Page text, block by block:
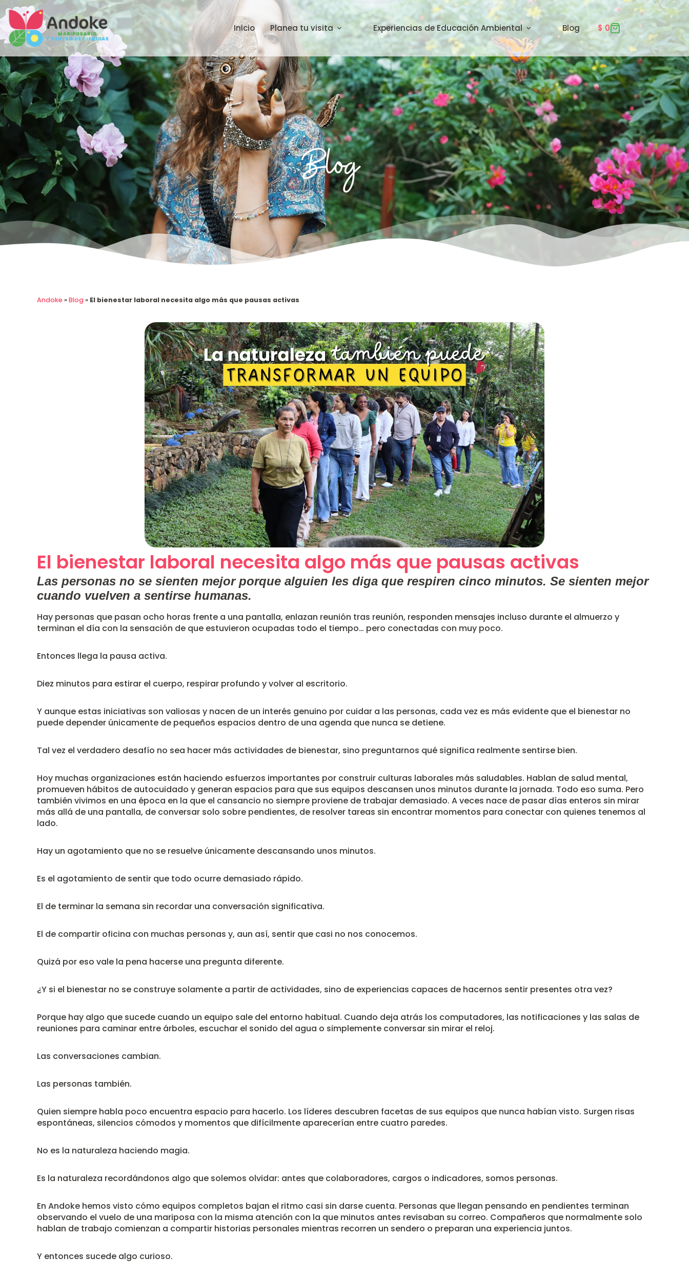
Inicio Planea tu visita Experiencias de Educación Ambiental Blog $0
Blog
Andoke »Blog » El bienestar laboral necesita algo más que pausas activas
El bienestar laboral necesita algo más que pausas activas
Las personas no se sienten mejor porque alguien les diga que respiren cinco minutos. Se sienten mejor
cuando vuelven a sentirse humanas.
Hay personas que pasan ocho horas frente a una pantalla, enlazan reunión tras reunión, responden mensajes incluso durante el almuerzo y
terminan el día con la sensación de que estuvieron ocupadas todo el tiempo… pero conectadas con muy poco.
Entonces llega la pausa activa.
Diez minutos para estirar el cuerpo, respirar profundo y volver al escritorio.
Y aunque estas iniciativas son valiosas y nacen de un interés genuino por cuidar a las personas, cada vez es más evidente que el bienestar no
puede depender únicamente de pequeños espacios dentro de una agenda que nunca se detiene.
Tal vez el verdadero desafío no sea hacer más actividades de bienestar, sino preguntarnos qué significa realmente sentirse bien.
Hoy muchas organizaciones están haciendo esfuerzos importantes por construir culturas laborales más saludables. Hablan de salud mental,
promueven hábitos de autocuidado y generan espacios para que sus equipos descansen unos minutos durante la jornada. Todo eso suma. Pero
también vivimos en una época en la que el cansancio no siempre proviene de trabajar demasiado. A veces nace de pasar días enteros sin mirar
más allá de una pantalla, de conversar solo sobre pendientes, de resolver tareas sin encontrar momentos para conectar con quienes tenemos al
lado.
Hay un agotamiento que no se resuelve únicamente descansando unos minutos.
Es el agotamiento de sentir que todo ocurre demasiado rápido.
El de terminar la semana sin recordar una conversación significativa.
El de compartir oficina con muchas personas y, aun así, sentir que casi no nos conocemos.
Quizá por eso vale la pena hacerse una pregunta diferente.
¿Y si el bienestar no se construye solamente a partir de actividades, sino de experiencias capaces de hacernos sentir presentes otra vez?
Porque hay algo que sucede cuando un equipo sale del entorno habitual. Cuando deja atrás los computadores, las notificaciones y las salas de
reuniones para caminar entre árboles, escuchar el sonido del agua o simplemente conversar sin mirar el reloj.
Las conversaciones cambian.
Las personas también.
Quien siempre habla poco encuentra espacio para hacerlo. Los líderes descubren facetas de sus equipos que nunca habían visto. Surgen risas
espontáneas, silencios cómodos y momentos que difícilmente aparecerían entre cuatro paredes.
No es la naturaleza haciendo magia.
Es la naturaleza recordándonos algo que solemos olvidar: antes que colaboradores, cargos o indicadores, somos personas.
En Andoke hemos visto cómo equipos completos bajan el ritmo casi sin darse cuenta. Personas que llegan pensando en pendientes terminan
observando el vuelo de una mariposa con la misma atención con la que minutos antes revisaban su correo. Compañeros que normalmente solo
hablan de trabajo comienzan a compartir historias personales mientras recorren un sendero o preparan una experiencia juntos.
Y entonces sucede algo curioso.